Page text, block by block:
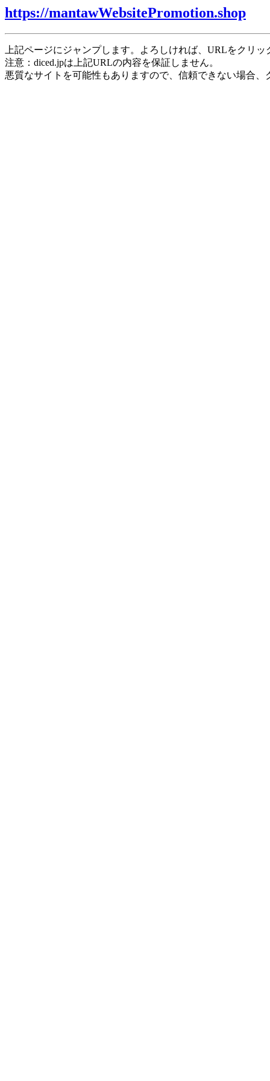
https://mantawWebsitePromotion.shop
上記ページにジャンプします。よろしければ、URLをクリ
注意：diced.jpは上記URLの内容を保証しません。
悪質なサイトを可能性もありますので、信頼できない場合、